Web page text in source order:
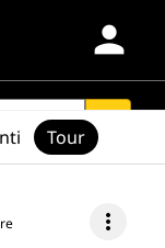
person
search
more_vert
Tour